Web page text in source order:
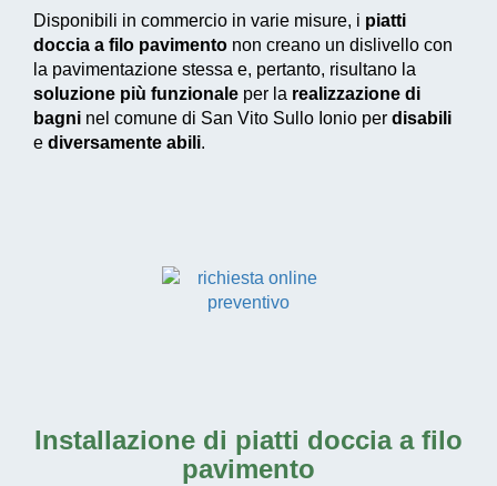
Disponibili in commercio in varie misure, i piatti
doccia a filo pavimento non creano un dislivello con
la pavimentazione stessa e, pertanto, risultano la
soluzione più funzionale per la realizzazione di
bagni nel comune di San Vito Sullo Ionio per disabili
e diversamente abili.
Installazione di piatti doccia a filo
pavimento